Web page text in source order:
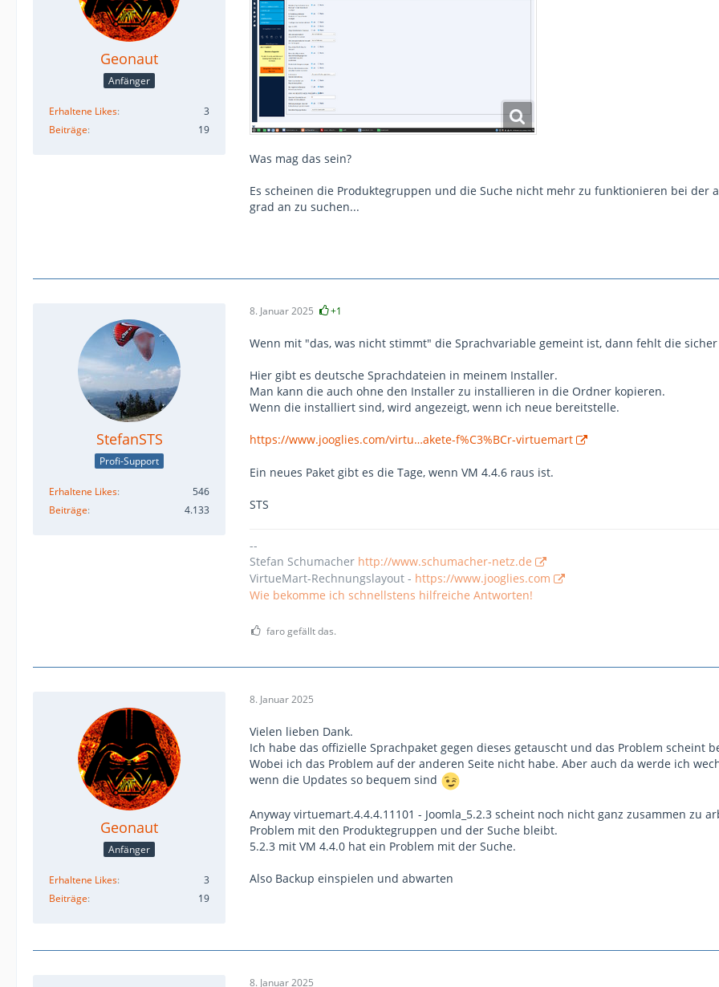
Geonaut
Anfänger
Erhaltene Likes
3
Beiträge
19
Was mag das sein?
Es scheinen die Produktegruppen und die Suche nicht mehr zu funktionieren bei der
grad an zu suchen...
StefanSTS
Profi-Support
Erhaltene Likes
546
Beiträge
4.133
8. Januar 2025 +1
Wenn mit "das, was nicht stimmt" die Sprachvariable gemeint ist, dann fehlt die
Hier gibt es deutsche Sprachdateien in meinem Installer.
Man kann die auch ohne den Installer zu installieren in die Ordner kopieren.
Wenn die installiert sind, wird angezeigt, wenn ich neue bereitstelle.
https://www.jooglies.com/virtu…akete-f%C3%BCr-virtuemart
Ein neues Paket gibt es die Tage, wenn VM 4.4.6 raus ist.
STS
--
Stefan Schumacher http://www.schumacher-netz.de
VirtueMart-Rechnungslayout - https://www.jooglies.com
Wie bekomme ich schnellstens hilfreiche Antworten!
faro gefällt das.
Geonaut
Anfänger
Erhaltene Likes
3
Beiträge
19
8. Januar 2025
Vielen lieben Dank.
Ich habe das offizielle Sprachpaket gegen dieses getauscht und das Problem scheint
Wobei ich das Problem auf der anderen Seite nicht habe. Aber auch da werde ich
wenn die Updates so bequem sind
Anyway virtuemart.4.4.4.11101 - Joomla_5.2.3 scheint noch nicht ganz zusammen zu
Problem mit den Produktegruppen und der Suche bleibt.
5.2.3 mit VM 4.4.0 hat ein Problem mit der Suche.
Also Backup einspielen und abwarten
8. Januar 2025